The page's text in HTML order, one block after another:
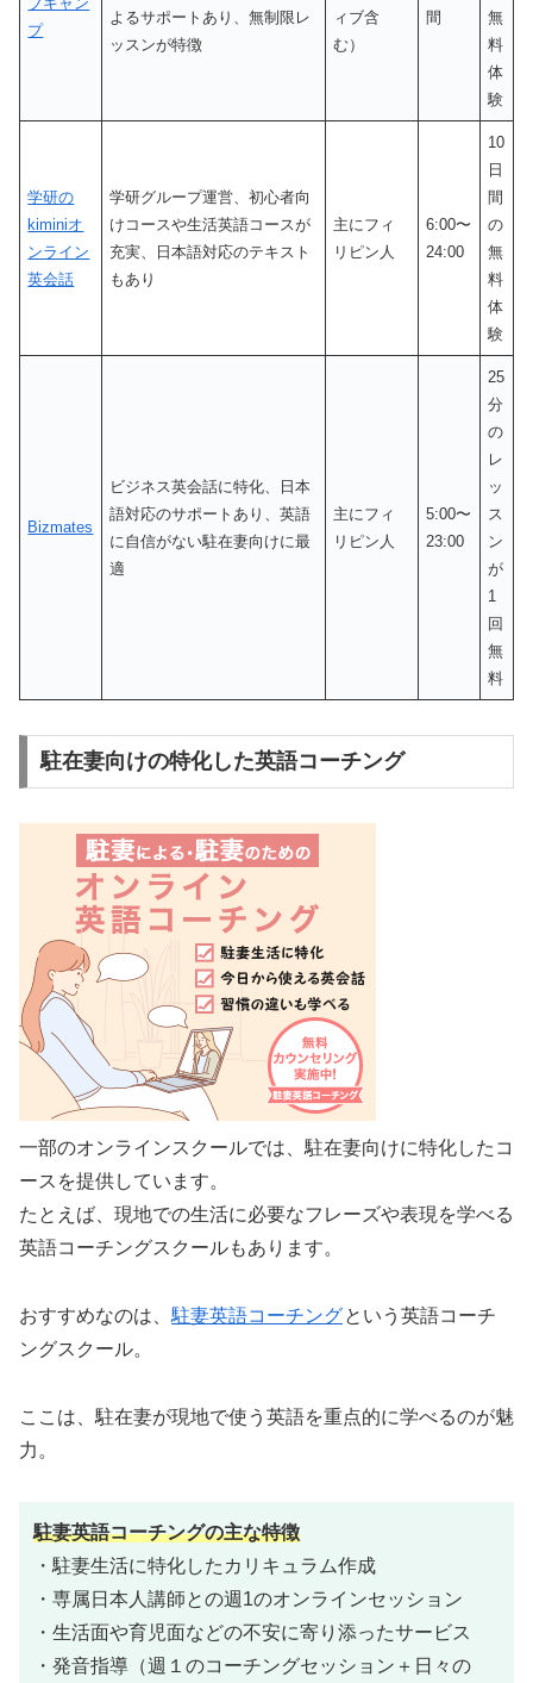
プ
よるサポートあり、無制限レ
ッスンが特徴
ィブ含
む）
間
無
料
体
験
学研の
kiminiオ
ンライン
英会話
学研グループ運営、初心者向
けコースや生活英語コースが
充実、日本語対応のテキスト
もあり
主にフィ
リピン人
6:00〜
24:00
10
日
間
の
無
料
体
験
Bizmates
ビジネス英会話に特化、日本
語対応のサポートあり、英語
に自信がない駐在妻向けに最
適
主にフィ
リピン人
5:00〜
23:00
25
分
の
レ
ッ
ス
ン
が
1
回
無
料
駐在妻向けの特化した英語コーチング
一部のオンラインスクールでは、駐在妻向けに特化したコ
ースを提供しています。
たとえば、現地での生活に必要なフレーズや表現を学べる
英語コーチングスクールもあります。
おすすめなのは、 駐妻英語コーチングという英語コーチ
ングスクール。
ここは、駐在妻が現地で使う英語を重点的に学べるのが魅
力。
駐妻英語コーチングの主な特徴
・駐妻生活に特化したカリキュラム作成
・専属日本人講師との週1のオンラインセッション
・生活面や育児面などの不安に寄り添ったサービス
・発音指導（週１のコーチングセッション＋日々の